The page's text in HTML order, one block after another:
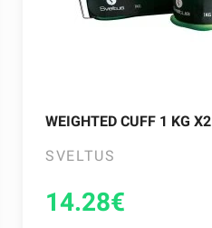
WEIGHTED CUFF 1 KG X2
SVELTUS
14.28€